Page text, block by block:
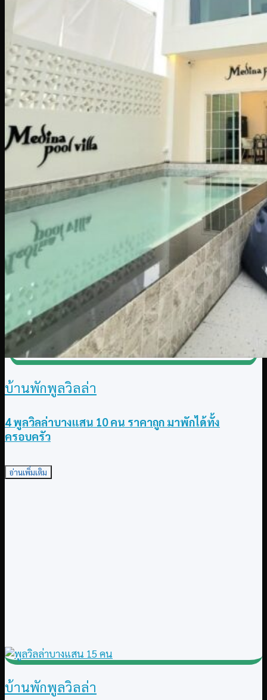
บ้านพักพูลวิลล่า
4 พูลวิลล่าบางแสน 10 คน ราคาถูก มาพักได้ทั้ง
ครอบครัว
อ่านเพิ่มเติม
บ้านพักพูลวิลล่า